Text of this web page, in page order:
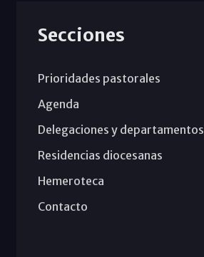
Secciones
Prioridades pastorales
Agenda
Delegaciones y departamentos
Residencias diocesanas
Hemeroteca
Contacto